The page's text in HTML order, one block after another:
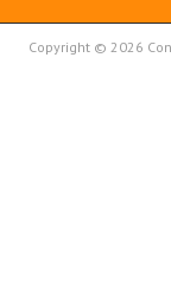
Copyright © 2026